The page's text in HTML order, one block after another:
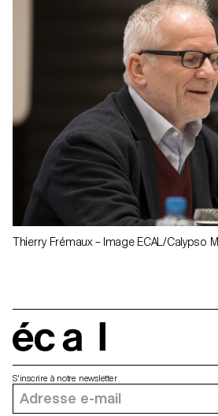
Thierry Frémaux – Image ECAL/Calypso
S'inscrire à notre newsletter